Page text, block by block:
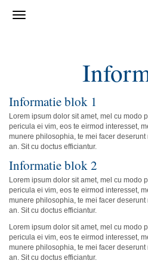
Informatie blok 1
Lorem ipsum dolor sit amet, mel cu modo
pericula ei vim, eos te eirmod interesset,
munere philosophia, te mei facer deserunt
an. Sit cu doctus efficiantur.
Informatie blok 2
Lorem ipsum dolor sit amet, mel cu modo
pericula ei vim, eos te eirmod interesset,
munere philosophia, te mei facer deserunt
an. Sit cu doctus efficiantur.
Lorem ipsum dolor sit amet, mel cu modo
pericula ei vim, eos te eirmod interesset,
munere philosophia, te mei facer deserunt
an. Sit cu doctus efficiantur.